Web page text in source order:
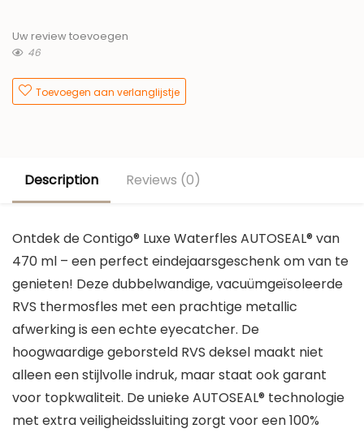
Uw review toevoegen
46
Toevoegen aan verlanglijstje
Description Reviews (0)
Ontdek de Contigo® Luxe Waterfles AUTOSEAL® van
470 ml – een perfect eindejaarsgeschenk om van te
genieten! Deze dubbelwandige, vacuümgeïsoleerde
RVS thermosfles met een prachtige metallic
afwerking is een echte eyecatcher. De
hoogwaardige geborsteld RVS deksel maakt niet
alleen een stijlvolle indruk, maar staat ook garant
voor topkwaliteit. De unieke AUTOSEAL® technologie
met extra veiligheidssluiting zorgt voor een 100%